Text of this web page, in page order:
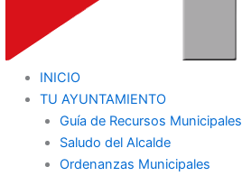
INICIO
TU AYUNTAMIENTO
Guía de Recursos Municipales
Saludo del Alcalde
Ordenanzas Municipales